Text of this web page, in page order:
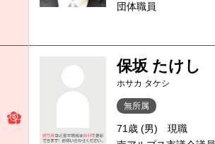
団体職員
保坂 たけし
ホサカ タケシ
無所属
71歳 (男)
現職